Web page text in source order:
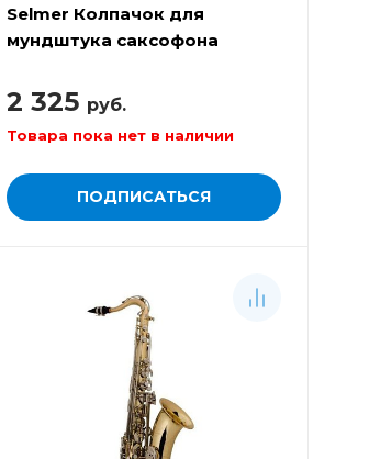
Selmer Колпачок для
мундштука саксофона
2 325 руб.
Товара пока нет в наличии
ПОДПИСАТЬСЯ